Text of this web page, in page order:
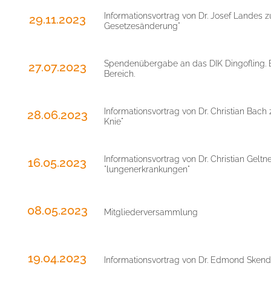
29.11.2023
Informationsvortrag von Dr. Josef Landes
Gesetzesänderung"
27.07.2023
Spendenübergabe an das DIK
Bereich.
28.06.2023
Informationsvortrag von Dr. Christian
Knie"
16.05.2023
Informationsvortrag von Dr. Christian
"lungenerkrankungen"
08.05.2023 Mitgliederversammlung
19.04.2023 Informationsvortrag von Dr. Edmond